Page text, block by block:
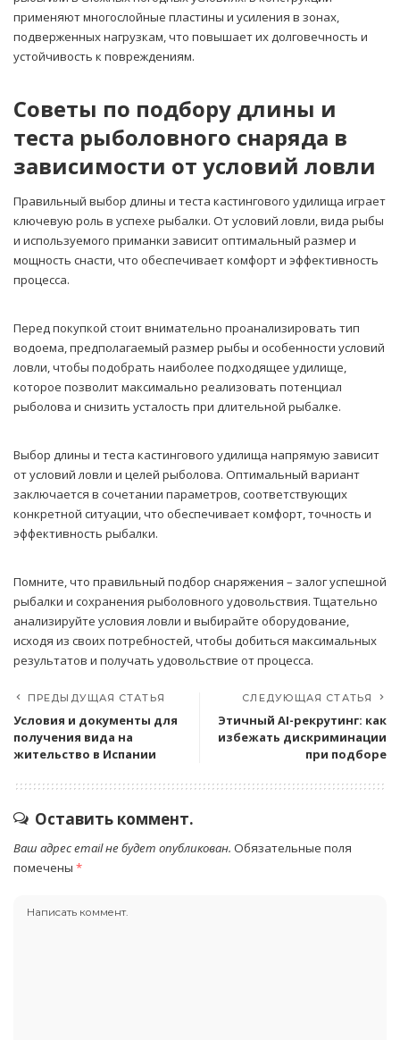
применяют многослойные пластины и усиления в зонах,
подверженных нагрузкам, что повышает их долговечность и
устойчивость к повреждениям.
Советы по подбору длины и
теста рыболовного снаряда в
зависимости от условий ловли
Правильный выбор длины и теста кастингового удилища играет
ключевую роль в успехе рыбалки. От условий ловли, вида рыбы
и используемого приманки зависит оптимальный размер и
мощность снасти, что обеспечивает комфорт и эффективность
процесса.
Перед покупкой стоит внимательно проанализировать тип
водоема, предполагаемый размер рыбы и особенности условий
ловли, чтобы подобрать наиболее подходящее удилище,
которое позволит максимально реализовать потенциал
рыболова и снизить усталость при длительной рыбалке.
Выбор длины и теста кастингового удилища напрямую зависит
от условий ловли и целей рыболова. Оптимальный вариант
заключается в сочетании параметров, соответствующих
конкретной ситуации, что обеспечивает комфорт, точность и
эффективность рыбалки.
Помните, что правильный подбор снаряжения – залог успешной
рыбалки и сохранения рыболовного удовольствия. Тщательно
анализируйте условия ловли и выбирайте оборудование,
исходя из своих потребностей, чтобы добиться максимальных
результатов и получать удовольствие от процесса.
ПРЕДЫДУЩАЯ СТАТЬЯ
Условия и документы для
получения вида на
жительство в Испании
СЛЕДУЮЩАЯ СТАТЬЯ
Этичный AI-рекрутинг: как
избежать дискриминации
при подборе
Оставить коммент.
Ваш адрес email не будет опубликован. Обязательные поля
помечены *